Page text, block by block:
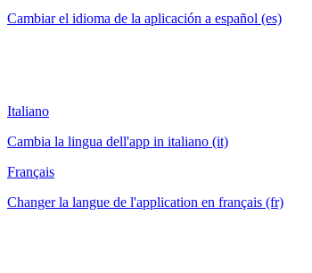
Cambiar el idioma de la aplicación a español (es)
Italiano
Cambia la lingua dell'app in italiano (it)
Français
Changer la langue de l'application en français (fr)